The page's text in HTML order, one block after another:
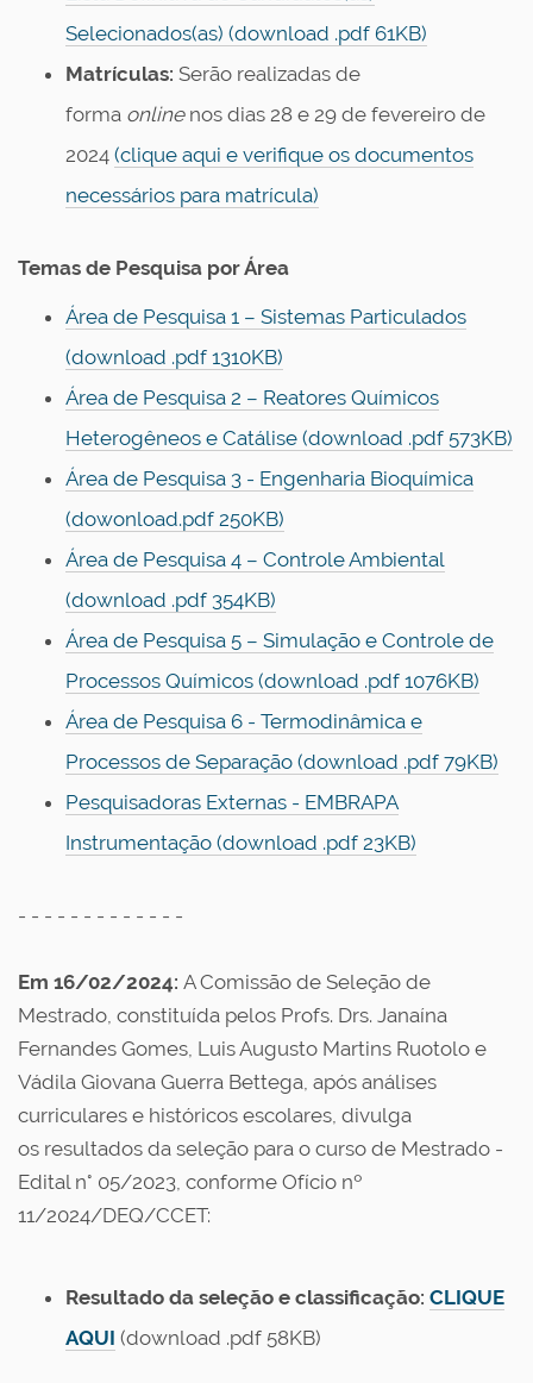
Selecionados(as) (download .pdf 61KB)
Matrículas: Serão realizadas de
forma online nos dias 28 e 29 de fevereiro de
2024 (clique aqui e verifique os documentos
necessários para matrícula)
Temas de Pesquisa por Área
Área de Pesquisa 1 – Sistemas Particulados
(download .pdf 1310KB)
Área de Pesquisa 2 – Reatores Químicos
Heterogêneos e Catálise (download .pdf 573KB)
Área de Pesquisa 3 - Engenharia Bioquímica
(dowonload.pdf 250KB)
Área de Pesquisa 4 – Controle Ambiental
(download .pdf 354KB)
Área de Pesquisa 5 – Simulação e Controle de
Processos Químicos (download .pdf 1076KB)
Área de Pesquisa 6 - Termodinâmica e
Processos de Separação (download .pdf 79KB)
Pesquisadoras Externas - EMBRAPA
Instrumentação (download .pdf 23KB)
- - - - - - - - - - - - -
Em 16/02/2024: A Comissão de Seleção de
Mestrado, constituída pelos Profs. Drs. Janaína
Fernandes Gomes, Luis Augusto Martins Ruotolo e
Vádila Giovana Guerra Bettega, após análises
curriculares e históricos escolares, divulga
os resultados da seleção para o curso de Mestrado -
Edital n° 05/2023, conforme Ofício nº
11/2024/DEQ/CCET:
Resultado da seleção e classificação: CLIQUE
AQUI (download .pdf 58KB)